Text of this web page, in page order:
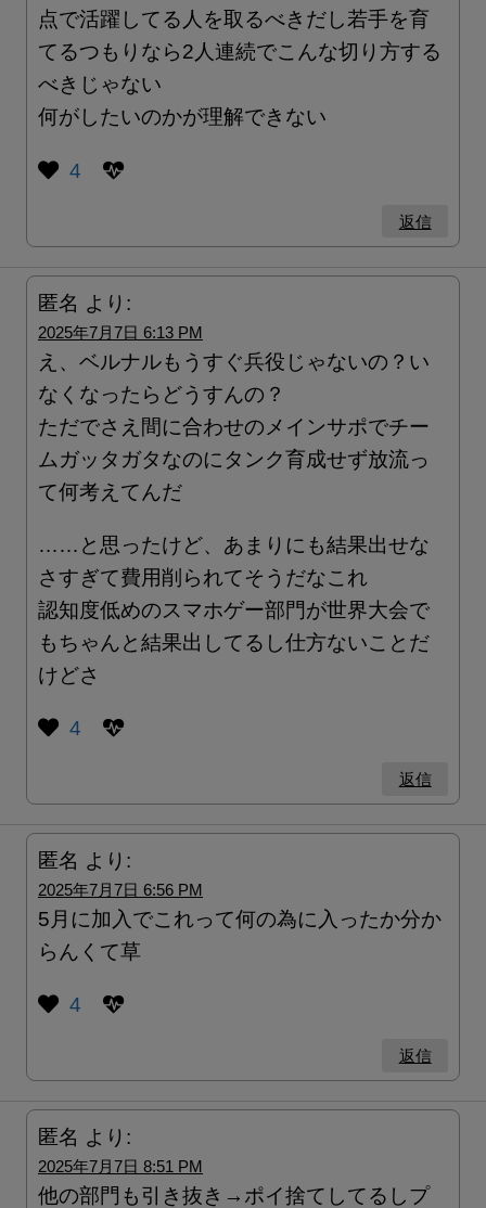
点で活躍してる人を取るべきだし若手を育
てるつもりなら2人連続でこんな切り方する
べきじゃない
何がしたいのかが理解できない
4
返信
匿名 より:
2025年7月7日 6:13 PM
え、ベルナルもうすぐ兵役じゃないの？い
なくなったらどうすんの？
ただでさえ間に合わせのメインサポでチー
ムガッタガタなのにタンク育成せず放流っ
て何考えてんだ
……と思ったけど、あまりにも結果出せな
さすぎて費用削られてそうだなこれ
認知度低めのスマホゲー部門が世界大会で
もちゃんと結果出してるし仕方ないことだ
けどさ
4
返信
匿名 より:
2025年7月7日 6:56 PM
5月に加入でこれって何の為に入ったか分か
らんくて草
4
返信
匿名 より:
2025年7月7日 8:51 PM
他の部門も引き抜き→ポイ捨てしてるしプ